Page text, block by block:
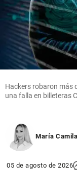
Hackers robaron más
una falla en billeteras
María
05 de agosto de 2026